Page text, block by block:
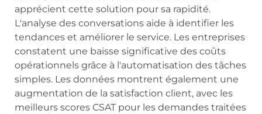
apprécient cette solution pour sa rapidité.
L'analyse des conversations aide à identifier les
tendances et améliorer le service. Les entreprises
constatent une baisse significative des coûts
opérationnels grâce à l'automatisation des tâches
simples. Les données montrent également une
augmentation de la satisfaction client, avec les
meilleurs scores CSAT pour les demandes traitées